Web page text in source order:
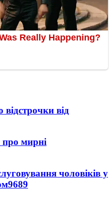
від
про мирні
чоловіків у
9689